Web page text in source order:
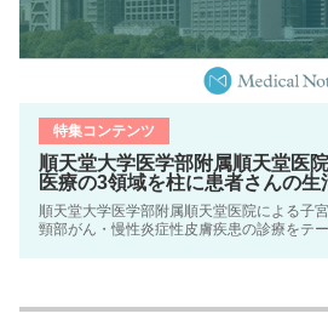
特集コンテンツ
順天堂大学医学部附属順天堂医
医療の3領域を柱に患者さんの生
順天堂大学医学部附属順天堂医院による子
頸部がん・慢性炎症性皮膚疾患の診療をテ